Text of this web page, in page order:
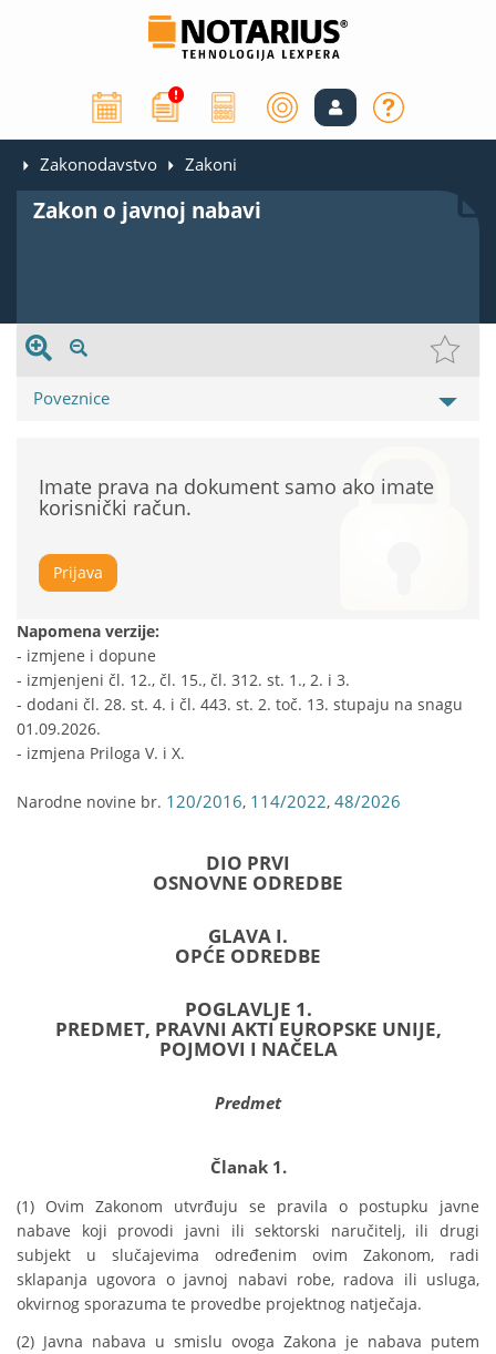
Zakonodavstvo Zakoni
Zakon o javnoj nabavi
Poveznice
Imate prava na dokument samo ako imate
korisnički račun.
Prijava
Napomena verzije:
- izmjene i dopune
- izmjenjeni čl. 12., čl. 15., čl. 312. st. 1., 2. i 3.
- dodani čl. 28. st. 4. i čl. 443. st. 2. toč. 13. stupaju na snagu
01.09.2026.
- izmjena Priloga V. i X.
Narodne novine br. 120/2016, 114/2022, 48/2026
DIO PRVI
OSNOVNE ODREDBE
GLAVA I.
OPĆE ODREDBE
POGLAVLJE 1.
PREDMET, PRAVNI AKTI EUROPSKE UNIJE,
POJMOVI I NAČELA
Predmet
Članak 1.
(1) Ovim Zakonom utvrđuju se pravila o postupku javne
nabave koji provodi javni ili sektorski naručitelj, ili drugi
subjekt u slučajevima određenim ovim Zakonom, radi
sklapanja ugovora o javnoj nabavi robe, radova ili usluga,
okvirnog sporazuma te provedbe projektnog natječaja.
(2) Javna nabava u smislu ovoga Zakona je nabava putem